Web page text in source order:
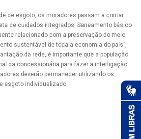
de esgoto, os moradores passam a contar
de cuidados integrados. Saneamento básico
relacionado com a preservação do meio
sustentável de toda a economia do país”,
da rede, é importante que a população
da concessionária para fazer a interligação
deverão permanecer utilizando os
esgoto individualizado.